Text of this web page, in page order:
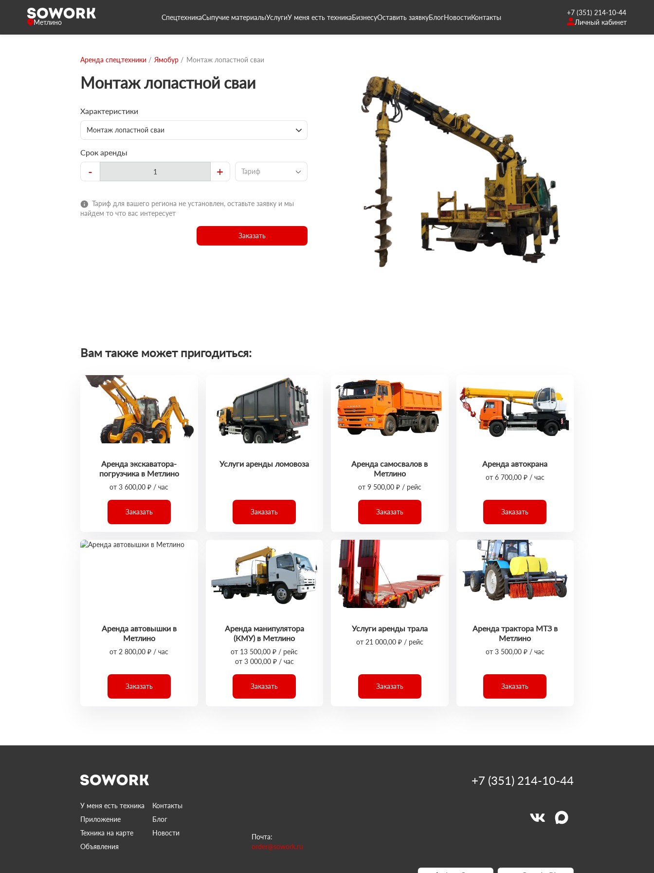
Метлино
СпецтехникаСыпучие материалыУслугиУ меня есть техникаБизнесуОставить заявкуБлогНовостиКонтакты
+7 (351) 214-10-44
Личный кабинет
Аренда спец.техники Ямобур Монтаж лопастной сваи
Монтаж лопастной сваи
Характеристики
Монтаж лопастной сваи
Срок аренды
- + Тариф
Тариф для вашего региона не установлен, оставьте заявку и мы
найдем то что вас интересует
Заказать
Вам также может пригодиться:
Аренда экскаватора-
погрузчика в Метлино
от 3 600,00 ₽ / час
Заказать
Услуги аренды ломовоза
Заказать
Аренда самосвалов в
Метлино
от 9 500,00 ₽ / рейс
Заказать
Аренда автокрана
от 6 700,00 ₽ / час
Заказать
Аренда автовышки в
Метлино
от 2 800,00 ₽ / час
Заказать
Аренда манипулятора
(КМУ) в Метлино
от 13 500,00 ₽ / рейс
от 3 000,00 ₽ / час
Заказать
Услуги аренды трала
от 21 000,00 ₽ / рейс
Заказать
Аренда трактора МТЗ в
Метлино
от 3 500,00 ₽ / час
Заказать
У меня есть техника
Контакты
Приложение
Блог
Техника на карте
Новости
Объявления
Почта:
order@sowork.ru
+7 (351) 214-10-44